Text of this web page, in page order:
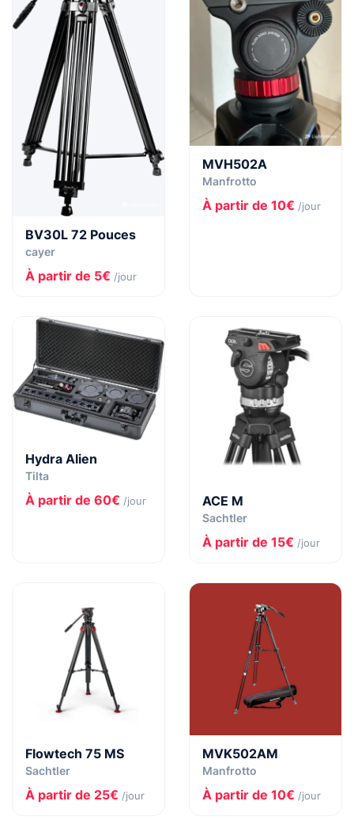
BV30L 72 Pouces
cayer
À partir de 5€ /jour
MVH502A
Manfrotto
À partir de 10€ /jour
Hydra Alien
Tilta
À partir de 60€ /jour ACE M
Sachtler
À partir de 15€ /jour
Flowtech 75 MS
Sachtler
À partir de 25€ /jour
MVK502AM
Manfrotto
À partir de 10€ /jour